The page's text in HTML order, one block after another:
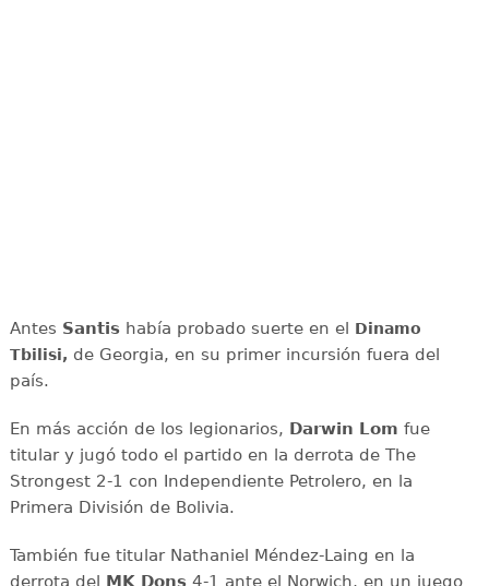
Antes Santishabía probado suerte en el Dinamo
Tbilisi, de Georgia, en su primer incursión fuera del
país.
En más acción de los legionarios, Darwin Lom fue
titular y jugó todo el partido en la derrota de The
Strongest 2-1 con Independiente Petrolero, en la
Primera División de Bolivia.
También fue titular Nathaniel Méndez-Laing en la
derrota del MK Dons4-1 ante el Norwich, en un juego